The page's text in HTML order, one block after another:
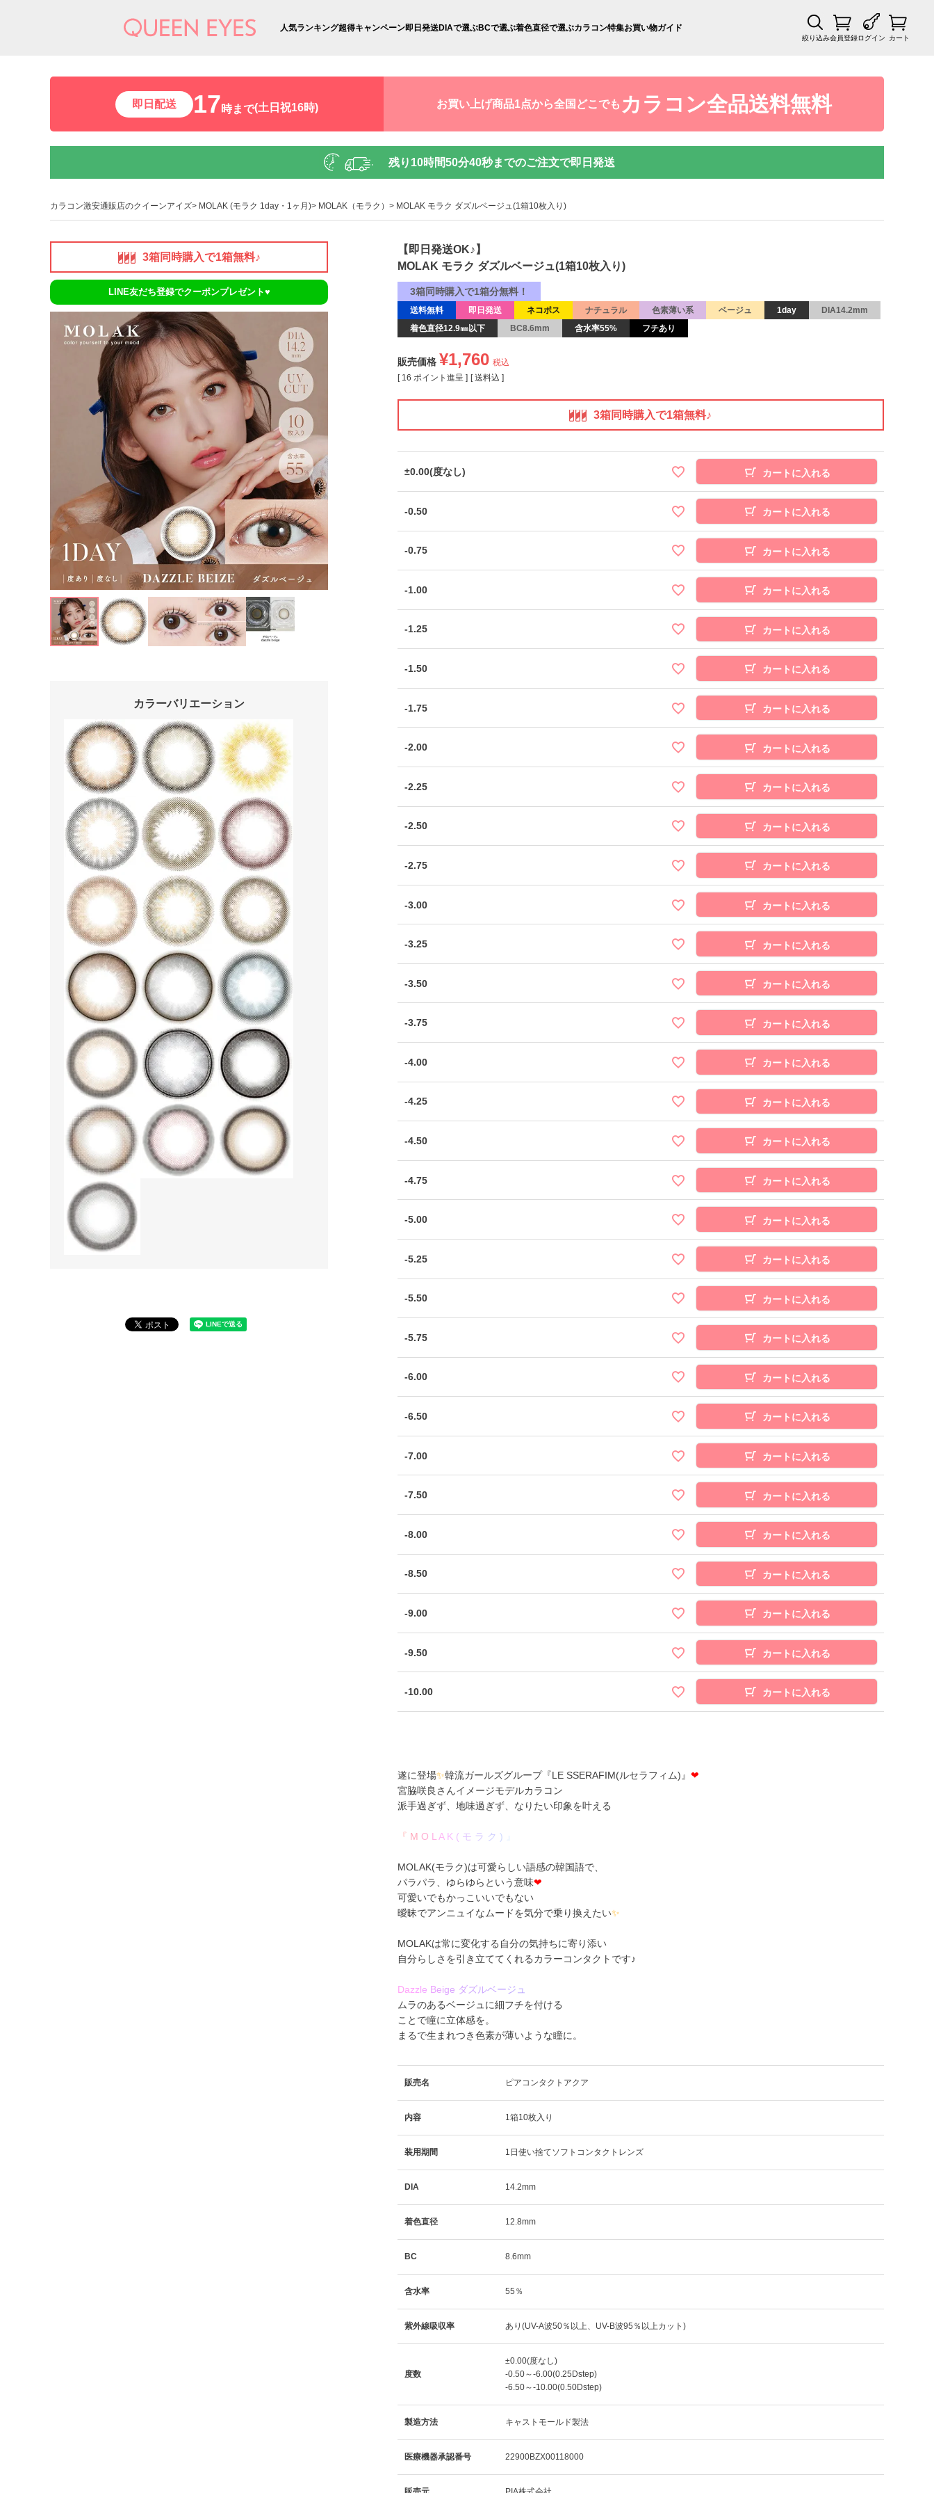
人気ランキング超得キャンペーン即日発送DIAで選ぶBCで選ぶ着色直径で選ぶカラコン特集お買い物ガイド
絞り込み会員登録ログイン カート
即日配送 17時まで(土日祝16時) お買い上げ商品1点から全国どこでも カラコン全品送料無料
残り 10時間50分39秒までのご注文で即日発送
カラコン激安通販店のクイーンアイズ MOLAK (モラク 1day・1ヶ月) MOLAK（モラク） MOLAK モラク ダズルベージュ(1箱10枚入り)
3箱同時購入で1箱無料♪
LINE友だち登録でクーポンプレゼント♥
カラーバリエーション
【即日発送OK♪】
MOLAK モラク ダズルベージュ(1箱10枚入り)
送料無料 即日発送 ネコポス ナチュラル 色素薄い系 ベージュ 1day
DIA14.2mm
着色直径12.9㎜以下
BC8.6mm 含水率55% フチあり
3箱同時購入で1箱分無料！
販売価格 ¥1,760 税込
[ 16 ポイント進呈 ] 送料込
3箱同時購入で1箱無料♪
±0.00(度なし) カートに入れる
-0.50 カートに入れる
-0.75 カートに入れる
-1.00 カートに入れる
-1.25 カートに入れる
-1.50 カートに入れる
-1.75 カートに入れる
-2.00 カートに入れる
-2.25 カートに入れる
-2.50 カートに入れる
-2.75 カートに入れる
-3.00 カートに入れる
-3.25 カートに入れる
-3.50 カートに入れる
-3.75 カートに入れる
-4.00 カートに入れる
-4.25 カートに入れる
-4.50 カートに入れる
-4.75 カートに入れる
-5.00 カートに入れる
-5.25 カートに入れる
-5.50 カートに入れる
-5.75 カートに入れる
-6.00 カートに入れる
-6.50 カートに入れる
-7.00 カートに入れる
-7.50 カートに入れる
-8.00 カートに入れる
-8.50 カートに入れる
-9.00 カートに入れる
-9.50 カートに入れる
-10.00 カートに入れる
遂に登場✨韓流ガールズグループ『LE SSERAFIM(ルセラフィム)』 ❤
宮脇咲良 さんイメージモデルカラコン
派手過ぎず、地味過ぎず、なりたい印象を叶える
『 M O L A K ( モ ラ ク )
MOLAK(モラク)は可愛らしい語感の韓国語で、
パラパラ、ゆらゆらという意味❤
可愛いでもかっこいいでもない
曖昧でアンニュイなムードを気分で乗り換えたい✨
MOLAKは常に変化する自分の気持ちに寄り添い
自分らしさを引き立ててくれるカラーコンタクトです♪
Dazzle Beige ダズルベージ ュ
ムラのあるベージュに細フチを付ける
ことで瞳に立体感を。
まるで生まれつき色素が薄いような瞳に。
販売名 ピアコンタクトアクア
内容 1箱10枚入り
装用期間 1日使い捨てソフトコンタクトレンズ
DIA 14.2mm
着色直径 12.8mm
BC 8.6mm
含水率 55％
紫外線吸収率 あり(UV-A波50％以上、UV-B波95％以上カット)
度数
±0.00(度なし)
-0.50～-6.00(0.25Dstep)
-6.50～-10.00(0.50Dstep)
製造方法 キャストモールド製法
医療機器承認番号 22900BZX00118000